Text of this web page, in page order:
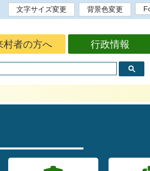
文字サイズ変更
背景色変更
村者の方へ 行政情報